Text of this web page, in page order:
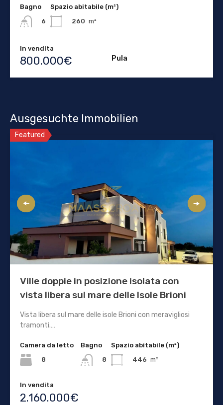
Bagno
6
Spazio abitabile (m²)
260 m²
In vendita
800.000€ Pula
Ausgesuchte Immobilien
Featured
Ville doppie in posizione isolata con
vista libera sul mare delle Isole Brioni
Vista libera sul mare delle isole Brioni con meravigliosi
tramonti.…
Camera da letto
8
Bagno
8
Spazio abitabile (m²)
446 m²
In vendita
2.160.000€